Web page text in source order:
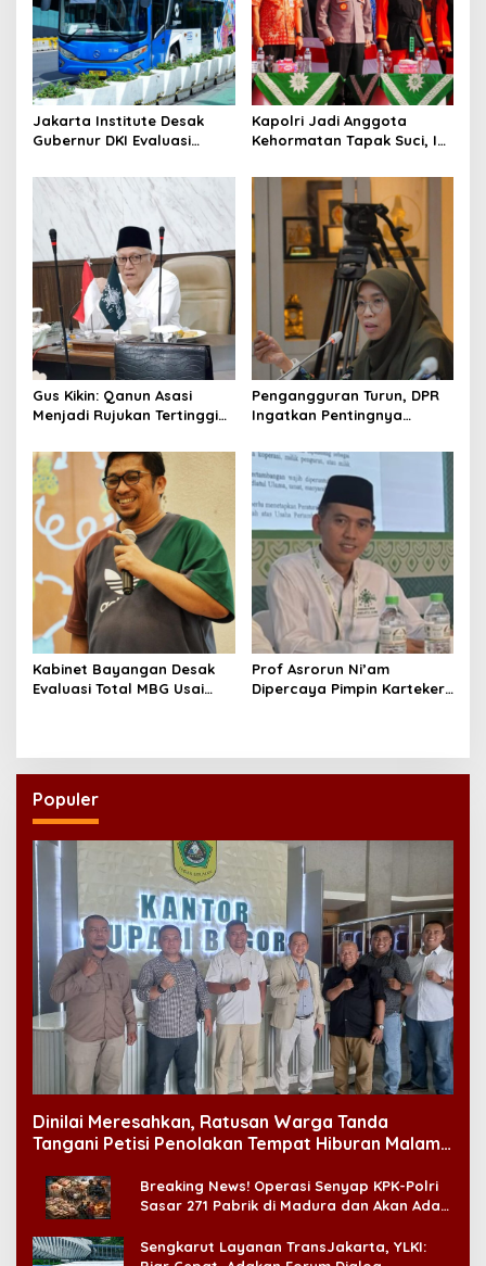
g
a
t
i
o
n
Jakarta Institute Desak
Gubernur DKI Evaluasi
Penumpang Diturunkan
Kapolri Jadi Anggota
Kehormatan Tapak Suci, Ini
Gus Kikin: Qanun Asasi
Menjadi Rujukan Tertinggi
Pengangguran Turun, DPR
Ingatkan Pentingnya
yang Layak
Kabinet Bayangan Desak
Evaluasi Total MBG Usai
Prof Asrorun Ni’am
Dipercaya Pimpin Karteker
Populer
Dinilai Meresahkan, Ratusan Warga Tanda
Tangani Petisi Penolakan Tempat Hiburan Malam
Breaking News! Operasi Senyap KPK-Polri
Sasar 271 Pabrik di Madura dan Akan Ada
Sengkarut Layanan TransJakarta, YLKI: